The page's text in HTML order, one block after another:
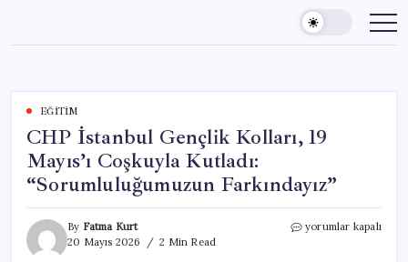
content
EĞITIM
CHP İstanbul Gençlik Kolları, 19
Mayıs’ı Coşkuyla Kutladı:
“Sorumluluğumuzun Farkındayız”
By Fatma Kurt
20 Mayıs 2026
2 Min Read
CHP
yorumlar kapalı